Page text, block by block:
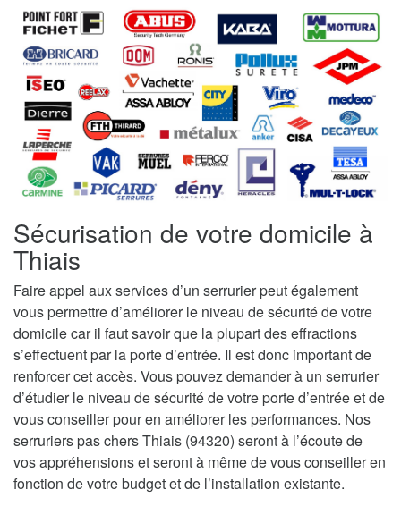
Sécurisation de votre domicile à
Thiais
Faire appel aux services d’un serrurier peut également
vous permettre d’améliorer le niveau de sécurité de votre
domicile car il faut savoir que la plupart des effractions
s’effectuent par la porte d’entrée. Il est donc important de
renforcer cet accès. Vous pouvez demander à un serrurier
d’étudier le niveau de sécurité de votre porte d’entrée et de
vous conseiller pour en améliorer les performances. Nos
serruriers pas chers Thiais (94320) seront à l’écoute de
vos appréhensions et seront à même de vous conseiller en
fonction de votre budget et de l’installation existante.